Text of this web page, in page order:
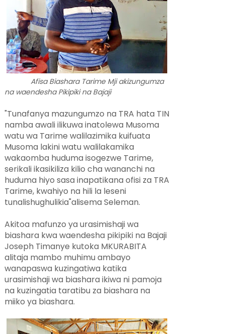
Afisa Biashara Tarime Mji akizungumza
na waendesha Pikipiki na Bajaji
"Tunafanya mazungumzo na TRA hata TIN
namba awali ilikuwa inatolewa Musoma
watu wa Tarime walilazimika kuifuata
Musoma lakini watu walilakamika
wakaomba huduma isogezwe Tarime,
serikali ikasikiliza kilio cha wananchi na
huduma hiyo sasa inapatikana ofisi za TRA
Tarime, kwahiyo na hili la leseni
tunalishughulikia"alisema Seleman.
Akitoa mafunzo ya urasimishaji wa
biashara kwa waendesha pikipiki na Bajaji
Joseph Timanye kutoka MKURABITA
alitaja mambo muhimu ambayo
wanapaswa kuzingatiwa katika
urasimishaji wa biashara ikiwa ni pamoja
na kuzingatia taratibu za biashara na
miiko ya biashara.